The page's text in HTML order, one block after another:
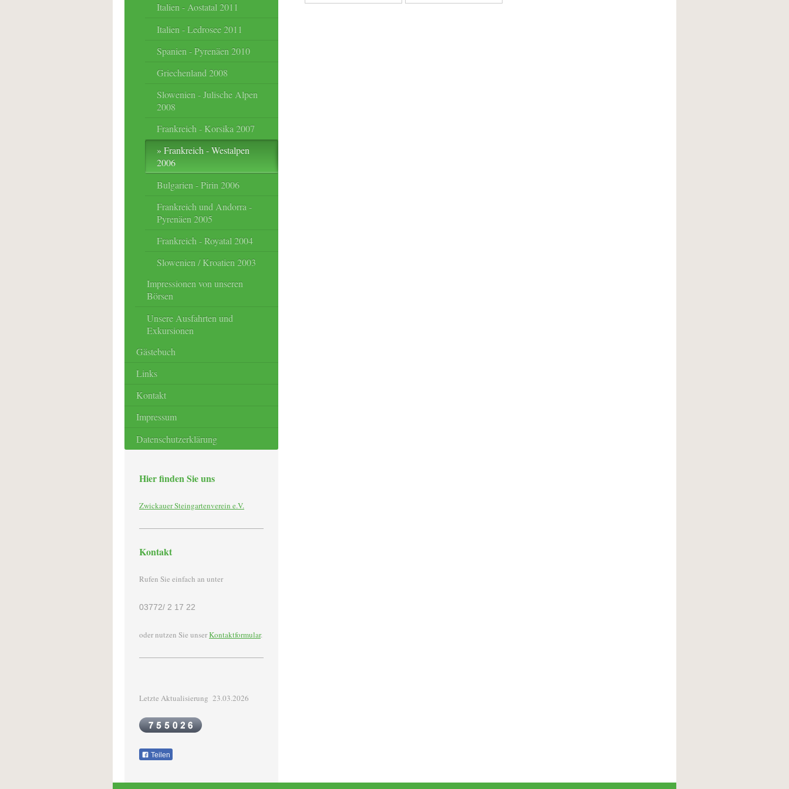
Italien - Aostatal 2011
Italien - Ledrosee 2011
Spanien - Pyrenäen 2010
Griechenland 2008
Slowenien - Julische Alpen
2008
Frankreich - Korsika 2007
Frankreich - Westalpen
2006
Bulgarien - Pirin 2006
Frankreich und Andorra -
Pyrenäen 2005
Frankreich - Royatal 2004
Slowenien / Kroatien 2003
Impressionen von unseren
Börsen
Unsere Ausfahrten und
Exkursionen
Gästebuch
Links
Kontakt
Impressum
Datenschutzerklärung
Hier finden Sie uns
Zwickauer Steingartenverein e.V.
Kontakt
Rufen Sie einfach an unter
03772/ 2 17 22
oder nutzen Sie unserKontaktformular.
Letzte Aktualisierung 23.03.2026
Teilen